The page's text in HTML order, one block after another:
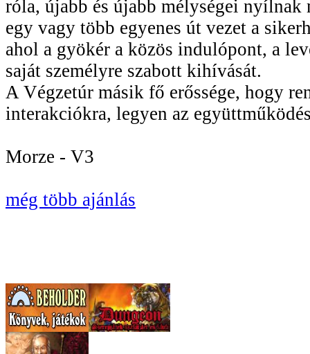
róla, újabb és újabb mélységei
egy vagy több egyenes út vezet a
ahol a gyökér a közös indulópont, a
saját személyre szabott kihívását.
A Végzetúr másik fő erőssége, hogy
interakciókra, legyen az
Morze - V3
még több ajánlás